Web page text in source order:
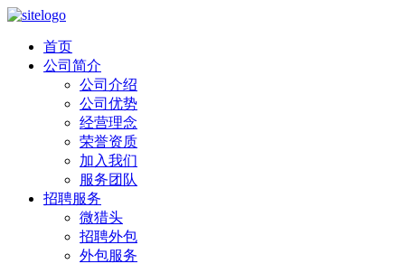
首页
公司简介
公司介绍
公司优势
经营理念
荣誉资质
加入我们
服务团队
招聘服务
微猎头
招聘外包
外包服务